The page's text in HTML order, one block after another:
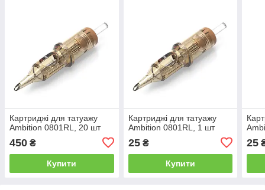
Картриджі для татуажу
Ambition 0801RL, 20 шт
450 ₴
Купити
Картриджі для татуажу
Ambition 0801RL, 1 шт
25₴
Купити
25